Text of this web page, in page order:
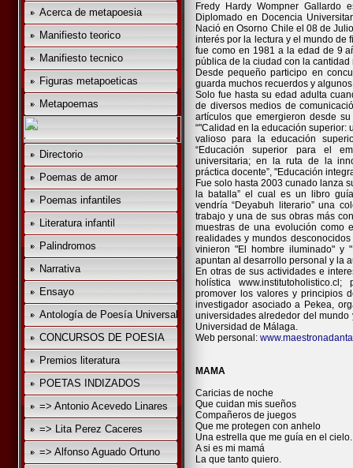
Acerca de metapoesia
Manifiesto teorico
Manifiesto tecnico
Figuras metapoeticas
Metapoemas
Directorio
Poemas de amor
Poemas infantiles
Literatura infantil
Palindromos
Narrativa
Ensayo
Antología de Poesía Universal
CONCURSOS DE POESIA
Premios literatura
POETAS INDIZADOS
=> Antonio Acevedo Linares
=> Lita Perez Caceres
=> Alfonso Aguado Ortuno
Fredy Hardy Wompner Gallardo
Diplomado en Docencia
Nació en Osorno Chile el 08 de
interés por la lectura y el mundo de
fue como en 1981 a la edad de 9
pública de la ciudad con la
Desde pequeño participo en
guarda muchos recuerdos y
Solo fue hasta su edad adulta
de diversos medios de
artículos que emergieron desde
“"Calidad en la educación superior:
valioso para la educación
“Educación superior para el
universitaria; en la ruta de la
práctica docente”, "Educación
Fue solo hasta 2003 cunado lanza
la batalla” el cual es un libro
vendría “Deyabuh literario” una
trabajo y una de sus obras más
muestras de una evolución como
realidades y mundos
vinieron "El hombre iluminado" y
apuntan al desarrollo personal y la
En otras de sus actividades e
holística
promover los valores y principios
investigador asociado a Pekea,
universidades alrededor del
Universidad de Málaga.
Web personal:
MAMA
Caricias de noche
Que cuidan mis sueños
Compañeros de juegos
Que me protegen con anhelo
Una estrella que me guía en el cielo.
A si es mi mamá
La que tanto quiero.